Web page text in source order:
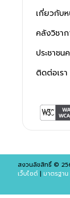
เกี่ยวกับ
คลังวิชาก
ประชาชน
ติดต่อเรา
สงวนลิขสิทธิ์ ©
เว็บไซต์| มาตรฐาน